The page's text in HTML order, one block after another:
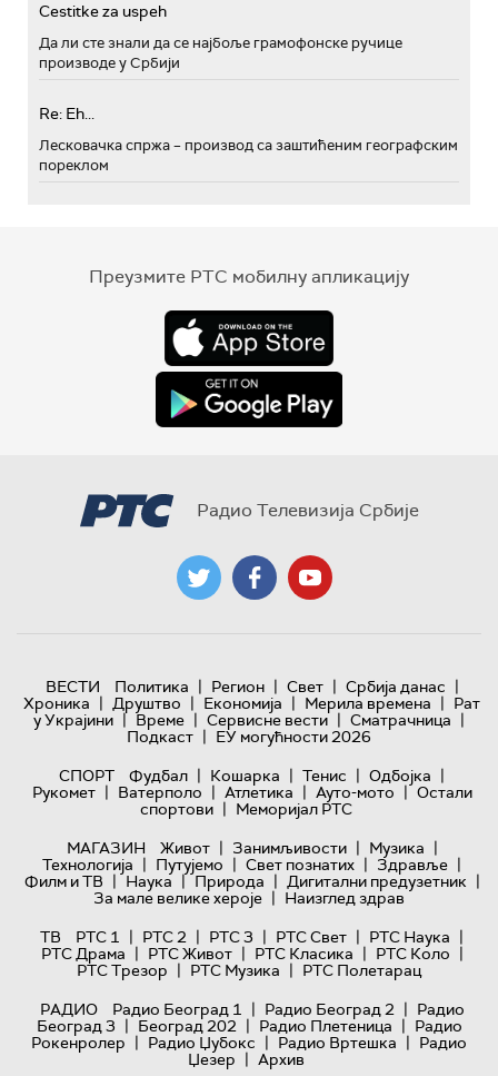
Cestitke za uspeh
Да ли сте знали да се најбоље грамофонске ручице
производе у Србији
Re: Eh...
Лесковачка спржа – производ са заштићеним географским
пореклом
Преузмите РТС мобилну апликацију
Радио Телевизија Србије
ВЕСТИ Политика | Регион | Свет | Србија данас |
Хроника | Друштво | Економија | Мерила времена | Рат
у Украјини | Време | Сервисне вести | Сматрачница |
Подкаст | ЕУ могућности 2026
СПОРТ
Фудбал | Кошарка | Тенис | Одбојка |
Рукомет | Ватерполо | Атлетика | Ауто-мото | Остали
спортови | Меморијал РТС
МАГАЗИН
Живот | Занимљивости | Музика |
Технологијa | Путујемо | Свет познатих | Здравље |
Филм и ТВ | Наука | Природа | Дигитални предузетник |
За мале велике хероје | Наизглед здрав
ТВ
РТС 1 | РТС 2 | РТС 3 | РТС Свет | РТС Наука |
РТС Драма | РТС Живот | РТС Класика | РТС Коло |
РТС Трезор | РТС Музика | РТС Полетарац
РАДИО
Радио Београд 1 | Радио Београд 2 | Радио
Београд 3 | Београд 202 | Радио Плетеница | Радио
Рокенролер | Радио Џубокс | Радио Вртешка | Радио
Џезер | Архив